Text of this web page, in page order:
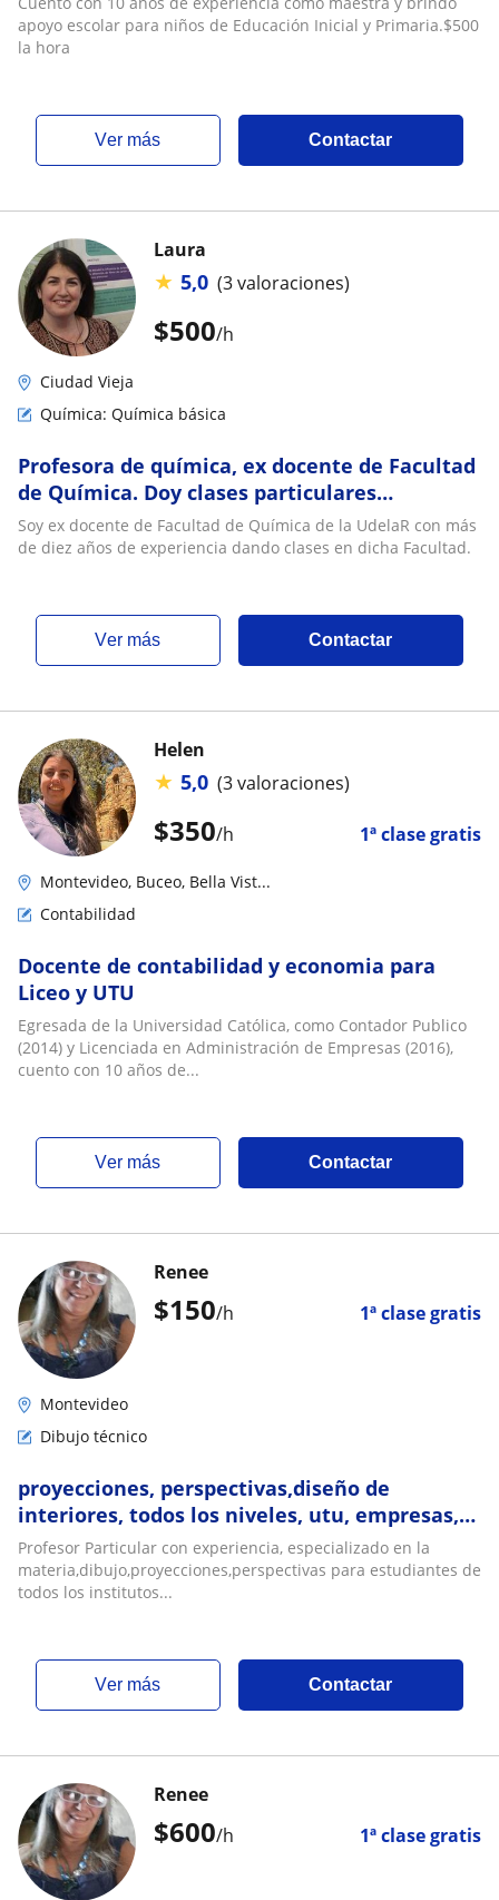
apoyo escolar para niños de Educación Inicial y Primaria.$500
la hora
ver más Contactar
$500/h
Laura
★ 5,0 (3 valoraciones)
Ciudad Vieja
Química: Química básica
Profesora de química, ex docente de Facultad
de Química. Doy clases particulares
presenciales o vía zoom para preparar
exámenes, parciales o para seguir el curso
Soy ex docente de Facultad de Química de la UdelaR con más
de diez años de experiencia dando clases en dicha Facultad.
ver más Contactar
$350/h 1ª clase gratis
Helen
★ 5,0 (3 valoraciones)
Montevideo, Buceo, Bella Vist...
Contabilidad
Docente de contabilidad y economia para
Liceo y UTU
Egresada de la Universidad Católica, como Contador Publico
(2014) y Licenciada en Administración de Empresas (2016),
cuento con 10 años de...
ver más Contactar
$150/h 1ª clase gratis
Renee
Montevideo
Dibujo técnico
proyecciones, perspectivas,diseño de
interiores, todos los niveles, utu, empresas,
secundaria
Profesor Particular con experiencia, especializado en la
materia,dibujo,proyecciones,perspectivas para estudiantes de
todos los institutos...
ver más Contactar
$600/h 1ª clase gratis
Renee